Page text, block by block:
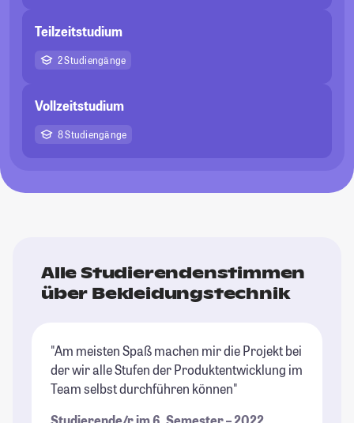
Teilzeitstudium
2 Studiengänge
Vollzeitstudium
8 Studiengänge
Alle Studierendenstimmen
über Bekleidungstechnik
"Am meisten Spaß machen mir die Projekt bei
der wir alle Stufen der Produktentwicklung im
Team selbst durchführen können"